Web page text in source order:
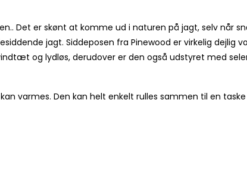
Det er skønt at komme ud i naturen på jagt, selv når
jagt. Siddeposen fra Pinewood er virkelig dejlig
og lydløs, derudover er den også udstyret med
varmes. Den kan helt enkelt rulles sammen til en